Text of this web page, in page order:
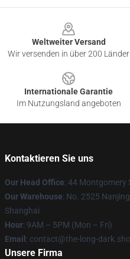
Weltweiter Versand
Wir versenden in über 200 Länder
Internationale Garantie
Im Nutzungsland angeboten
Kontaktieren Sie uns
Our Head Office: 44 Montgomery
Our Warehouse: No. 2525
Shanghai
Hour: 9AM – 5PM (Mon – Fri)
Email : contact@the-long-
Unsere Firma